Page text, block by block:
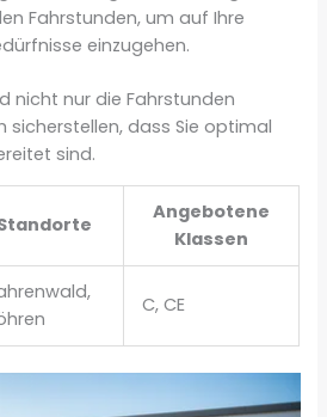
Fahrstunden, um auf Ihre
einzugehen.
nicht nur die Fahrstunden
sicherstellen, dass Sie optimal
sind.
Angebotene
Klassen
C, CE